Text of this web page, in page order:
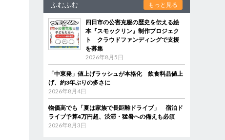
ふむふむ もっと見る
四日市の公害克服の歴史を伝える絵
本『スモックリン』制作プロジェク
ト クラウドファンディングで支援
を募集
2026年8月5日
「中東発」値上げラッシュが本格化 飲食料品値上
げ、約3年ぶりの多さに
2026年8月4日
物価高でも「夏は家族で長距離ドライブ」 宿泊ド
ライブ予算4万円超、渋滞・猛暑への備えも必須
2026年8月3日